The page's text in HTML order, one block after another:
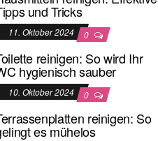
und Tricks
11. Oktober 2024 0
reinigen: So wird Ihr
hygienisch sauber
10. Oktober 2024 0
reinigen: So
es mühelos